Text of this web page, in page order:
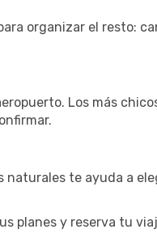
organizar el resto:
Los más
te ayuda a
planes y reserva tu